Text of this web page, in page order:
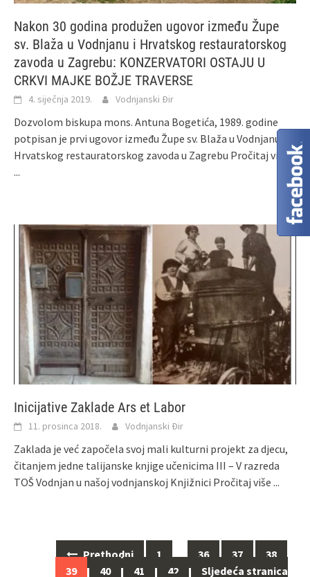
Nakon 30 godina produžen ugovor između Župe
sv. Blaža u Vodnjanu i Hrvatskog restauratorskog
zavoda u Zagrebu: KONZERVATORI OSTAJU U
CRKVI MAJKE BOŽJE TRAVERSE
4. siječnja 2019. Vodnjanski Đir
Dozvolom biskupa mons. Antuna Bogetića, 1989. godine
potpisan je prvi ugovor između Župe sv. Blaža u Vodnjanu i
Hrvatskog restauratorskog zavoda u Zagrebu Pročitaj više
...
Inicijative Zaklade Ars et Labor
11. prosinca 2018. Vodnjanski Đir
Zaklada je već započela svoj mali kulturni projekt za djecu,
čitanjem jedne talijanske knjige učenicima III – V razreda
TOŠ Vodnjan u našoj vodnjanskoj Knjižnici Pročitaj više ...
Navigacija
Prethodni 1 … 36 37
38
39
40 41 42 Sljedeća stranica